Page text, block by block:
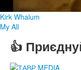
Kirk Whalum
My All
👍